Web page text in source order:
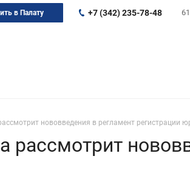
+7 (342) 235-78-48
в Палату
нововведения в регламент регистрации